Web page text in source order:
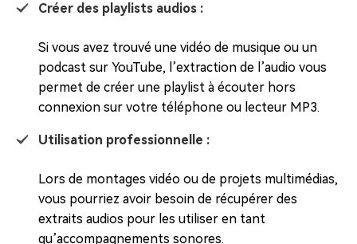
Créer des playlists audios :
Si vous avez trouvé une vidéo de musique ou un
podcast sur YouTube, l’extraction de l’audio vous
permet de créer une playlist à écouter hors
connexion sur votre téléphone ou lecteur MP3.
Utilisation professionnelle :
Lors de montages vidéo ou de projets multimédias,
vous pourriez avoir besoin de récupérer des
extraits audios pour les utiliser en tant
qu’accompagnements sonores.